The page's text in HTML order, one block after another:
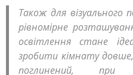
Також для візуального
рівномірне
освітлення стане
зробити кімнату
поглинений, при